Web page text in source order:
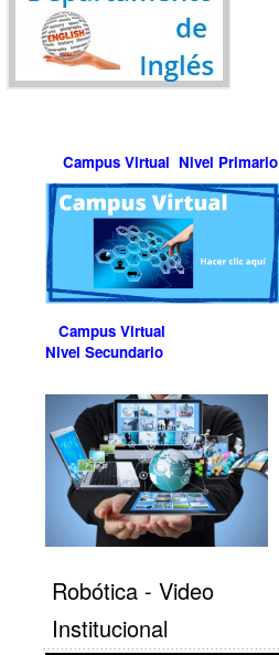
Campus Virtual Nivel Primario
Campus Virtual
Nivel Secundario
Robótica - Video
Institucional